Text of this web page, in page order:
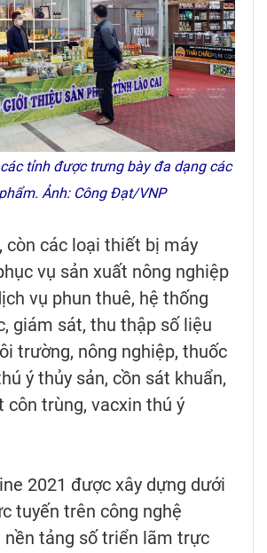
tỉnh được trưng bày đa dạng các
Ảnh: Công Đạt/VNP
còn các loại thiết bị máy
vụ sản xuất nông nghiệp
vụ phun thuê, hệ thống
giám sát, thu thập số liệu
trường, nông nghiệp, thuốc
ý thủy sản, cồn sát khuẩn,
côn trùng, vacxin thú ý
2021 được xây dựng dưới
tuyến trên công nghệ
nền tảng số triển lãm trực